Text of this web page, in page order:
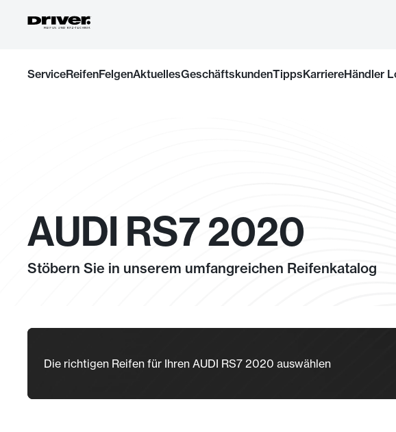
InhaltServiceReifenFelgenAktuellesGeschäftskundenTippsKarriereHändler
AUDI RS7 2020
Stöbern Sie in unserem umfangreichen Reifenkatalog
Die richtigen Reifen für Ihren AUDI RS7 2020 auswählen